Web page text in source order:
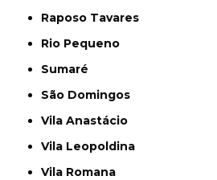
Raposo Tavares
Rio Pequeno
Sumaré
São Domingos
Vila Anastácio
Vila Leopoldina
Vila Romana